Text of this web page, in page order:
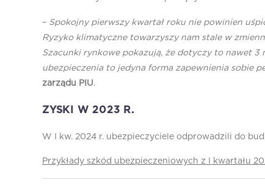
– Spokojny pierwszy kwartał roku nie powinien
Ryzyko klimatyczne towarzyszy nam stale w
Szacunki rynkowe pokazują, że dotyczy to nawet
ubezpieczenia to jedyna forma zapewnienia sobie
zarządu PIU.
ZYSKI W 2023 R.
W I kw. 2024 r. ubezpieczyciele odprowadzili do
Przykłady szkód ubezpieczeniowych z I kwartału